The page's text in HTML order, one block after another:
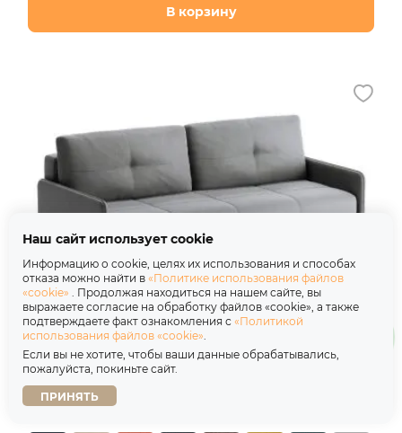
В корзину
Диван Баден лайт California 07 серый
Металлокаркас
64 580 ₽
Наш сайт использует cookie
Информацию о cookie, целях их использования и способах
отказа можно найти в «Политике использования файлов
«cookie» . Продолжая находиться на нашем сайте, вы
выражаете согласие на обработку файлов «cookie», а также
подтверждаете факт ознакомления с «Политикой
использования файлов «cookie».
Если вы не хотите, чтобы ваши данные обрабатывались,
пожалуйста, покиньте сайт.
ПРИНЯТЬ